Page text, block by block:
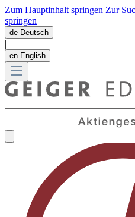
Zum Hauptinhalt springen Zur
springen
de Deutsch
|
en English